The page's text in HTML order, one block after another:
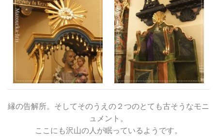
縁の告解所。そしてそのうえの２つのとても古そうなモニ
ュメント。
ここにも沢山の人が眠っているようです。